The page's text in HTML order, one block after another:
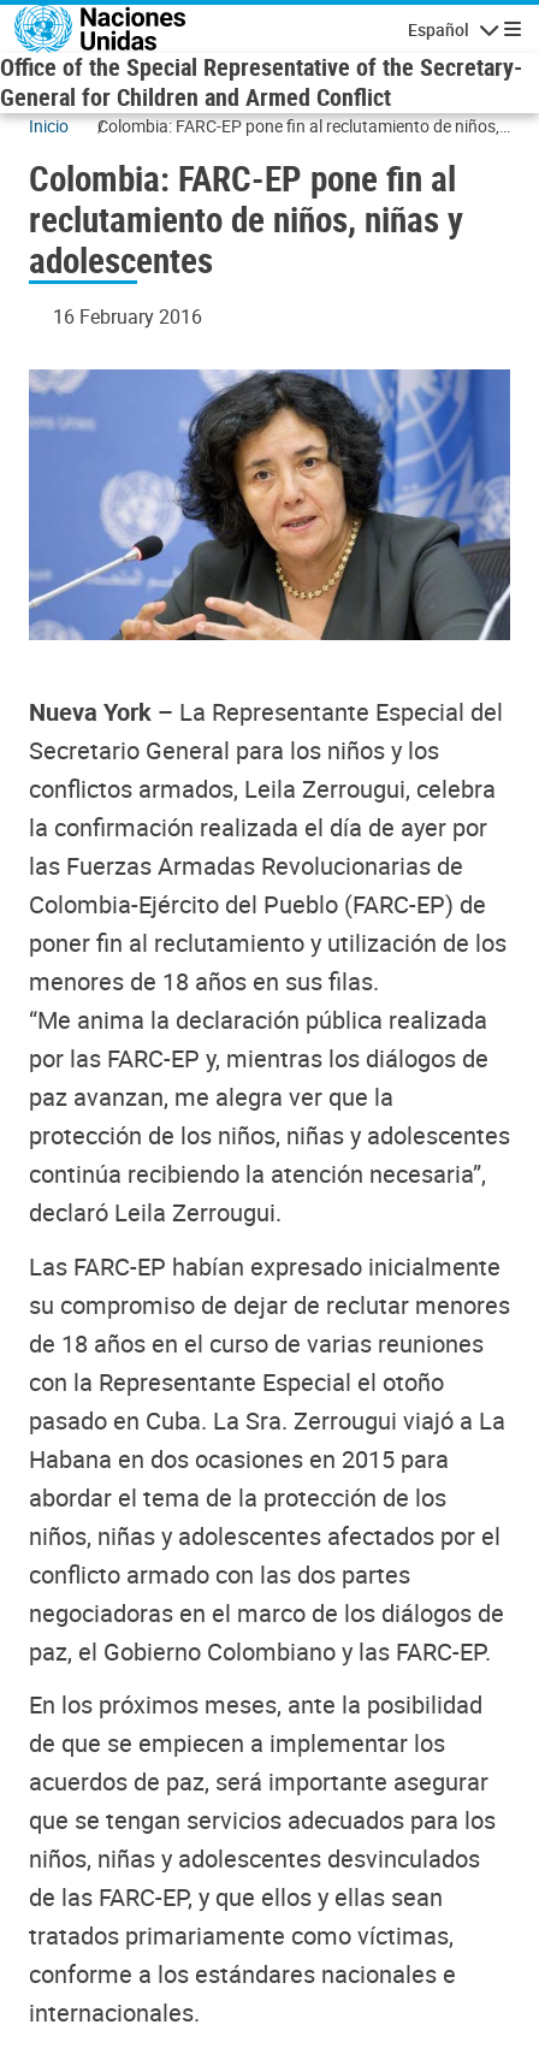
Skip to main content
Español
Office of the Special Representative of the Secretary-
General for Children and Armed Conflict
Inicio
Colombia: FARC-EP pone fin al reclutamiento de niños,
Colombia: FARC-EP pone fin al
reclutamiento de niños, niñas y
adolescentes
16 February 2016
Nueva York – La Representante Especial del
Secretario General para los niños y los
conflictos armados, Leila Zerrougui, celebra
la confirmación realizada el día de ayer por
las Fuerzas Armadas Revolucionarias de
Colombia-Ejército del Pueblo (FARC-EP) de
poner fin al reclutamiento y utilización de los
menores de 18 años en sus filas.
“Me anima la declaración pública realizada
por las FARC-EP y, mientras los diálogos de
paz avanzan, me alegra ver que la
protección de los niños, niñas y adolescentes
continúa recibiendo la atención necesaria”,
declaró Leila Zerrougui.
Las FARC-EP habían expresado inicialmente
su compromiso de dejar de reclutar menores
de 18 años en el curso de varias reuniones
con la Representante Especial el otoño
pasado en Cuba. La Sra. Zerrougui viajó a La
Habana en dos ocasiones en 2015 para
abordar el tema de la protección de los
niños, niñas y adolescentes afectados por el
conflicto armado con las dos partes
negociadoras en el marco de los diálogos de
paz, el Gobierno Colombiano y las FARC-EP.
En los próximos meses, ante la posibilidad
de que se empiecen a implementar los
acuerdos de paz, será importante asegurar
que se tengan servicios adecuados para los
niños, niñas y adolescentes desvinculados
de las FARC-EP, y que ellos y ellas sean
tratados primariamente como víctimas,
conforme a los estándares nacionales e
internacionales.